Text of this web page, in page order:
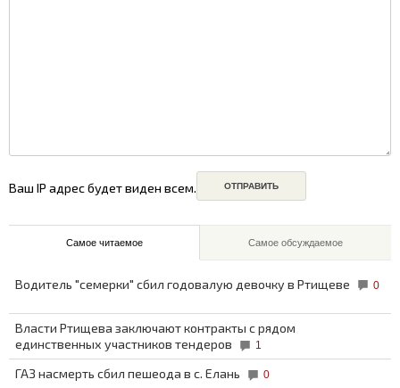
Ваш IP адрес будет виден всем.
Самое читаемое Самое обсуждаемое
Водитель "семерки" сбил годовалую девочку в Ртищеве 0
Власти Ртищева заключают контракты с рядом
единственных участников тендеров
1
ГАЗ насмерть сбил пешеода в с. Елань 0